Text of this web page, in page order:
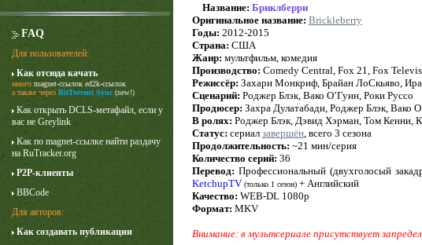
FAQ
Для пользователей:
Как отсюда качать
много magnet-ссылок ed2k-ссылок
а также через BitTorrent Sync (new!)
Как открыть DCLS-метафайл, если у
вас не Greylink
Как по magnet-ссылке найти раздачу
на RuTracker.org
P2P-клиенты
BBCode
Для авторов:
Как создавать публикации
Лучше звоните Солу
1 сезон
Название: Бриклберри
Оригинальное название: Brickleberry
Годы: 2012-2015
Страна: США
Жанр: мультфильм, комедия
Производство: Comedy Central, Fox 21, Fox
Режиссёр: Захари Монкриф, Брайан ЛоСкьяво,
Сценарий: Роджер Блэк, Вако О’Гуин, Роки Руссо
Продюсер: Захра Дулатабади, Роджер Блэк, Вако
В ролях: Роджер Блэк, Дэвид Хэрман, Том Кенни,
Статус: сериал завершён , всего 3 сезона
Продолжительность: ~21 мин/серия
Количество серий: 36
Перевод: Профессиональный (двухголосый
KetchupTV (только 1 сезон) + Английский
Качество: WEB-DL 1080p
Формат: MKV
Внимание: в мультсериале присутствует